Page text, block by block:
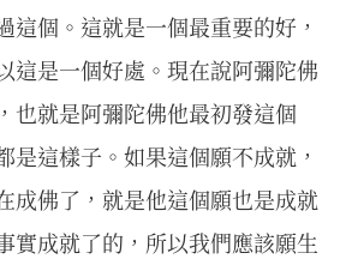
這個。這就是一個最重要的好，
這是一個好處。現在說阿彌陀佛
也就是阿彌陀佛他最初發這個
是這樣子。如果這個願不成就，
成佛了，就是他這個願也是成就
實成就了的，所以我們應該願生